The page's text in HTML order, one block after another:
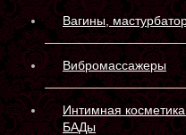
Вагины,
Вибромассажеры
Интимная
БАДы